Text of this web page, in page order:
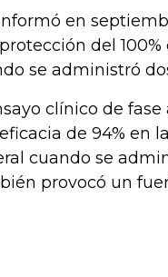
en
del
se administró
clínico de
de 94% en
cuando se
provocó un